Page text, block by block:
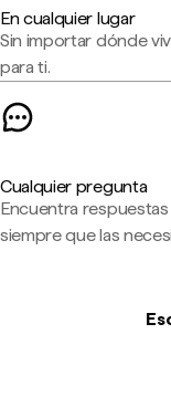
En cualquier lugar
Sin importar dónde
para ti.
Cualquier pregunta
Encuentra
siempre que las